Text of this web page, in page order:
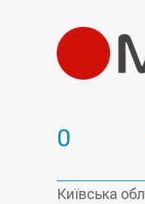
0
Київська